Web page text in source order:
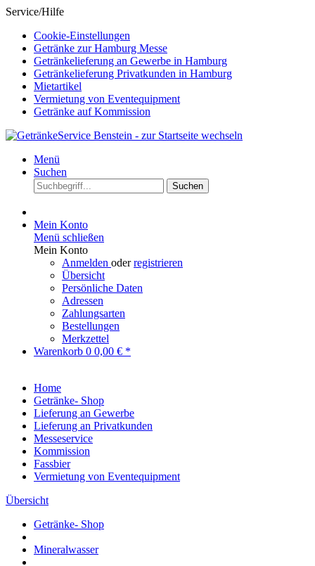
Service/Hilfe
Cookie-Einstellungen
Getränke zur Hamburg Messe
Getränkelieferung an Gewerbe in Hamburg
Getränkelieferung Privatkunden in Hamburg
Mietartikel
Vermietung von Eventequipment
Getränke auf Kommission
Menü
Suchen
Suchen
Mein Konto
Menü schließen
Mein Konto
Anmelden oderregistrieren
Übersicht
Persönliche Daten
Adressen
Zahlungsarten
Bestellungen
Merkzettel
Warenkorb 0 0,00 € *
Home
Getränke- Shop
Lieferung an Gewerbe
Lieferung an Privatkunden
Messeservice
Kommission
Fassbier
Vermietung von Eventequipment
Übersicht
Getränke- Shop
Mineralwasser